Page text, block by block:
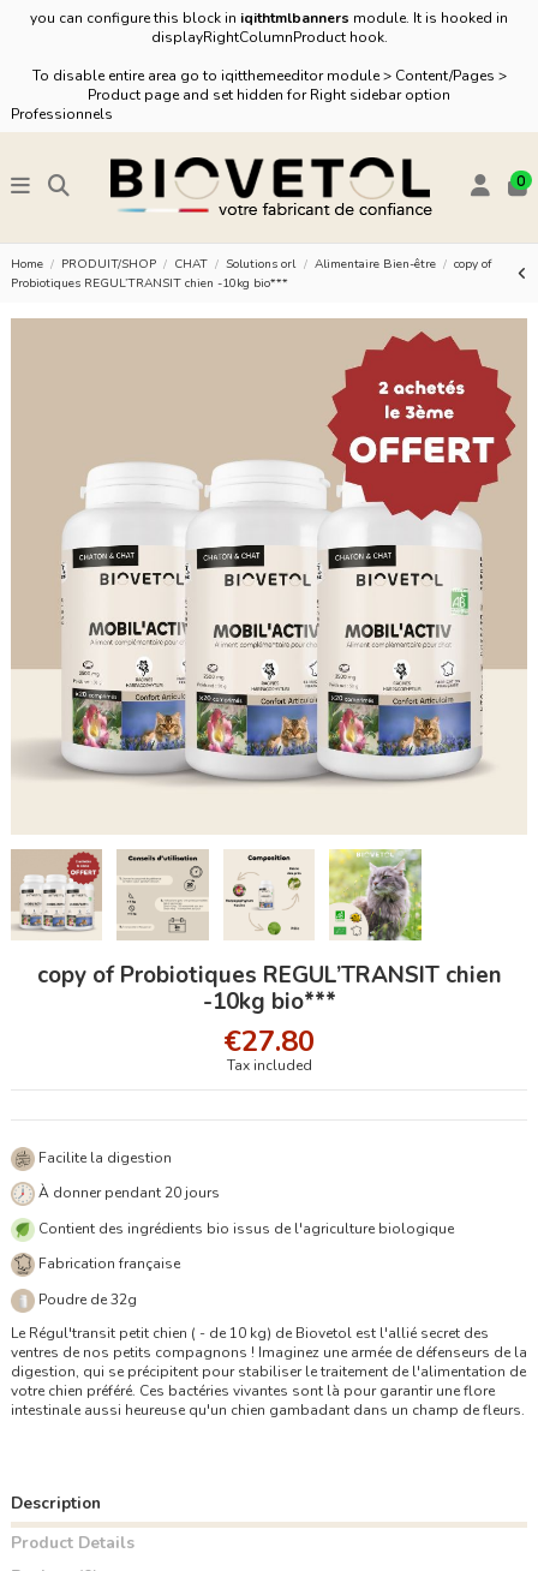
you can configure this block in iqithtmlbanners module. It is hooked in
displayRightColumnProduct hook.
To disable entire area go to iqitthemeeditor module > Content/Pages >
Product page and set hidden for Right sidebar option
Professionnels
0
Home PRODUIT/SHOP CHAT Solutions orl Alimentaire Bien-être
copy of
Probiotiques REGUL’TRANSIT chien -10kg bio***
copy of Probiotiques REGUL’TRANSIT chien
-10kg bio***
€27.80
Tax included
Facilite la digestion
À donner pendant 20 jours
Contient des ingrédients bio issus de l'agriculture biologique
Fabrication française
Poudre de 32g
Le Régul'transit petit chien ( - de 10 kg) de Biovetol est l'allié secret des
ventres de nos petits compagnons ! Imaginez une armée de défenseurs de la
digestion, qui se précipitent pour stabiliser le traitement de l'alimentation de
votre chien préféré. Ces bactéries vivantes sont là pour garantir une flore
intestinale aussi heureuse qu'un chien gambadant dans un champ de fleurs.
Description
Product Details